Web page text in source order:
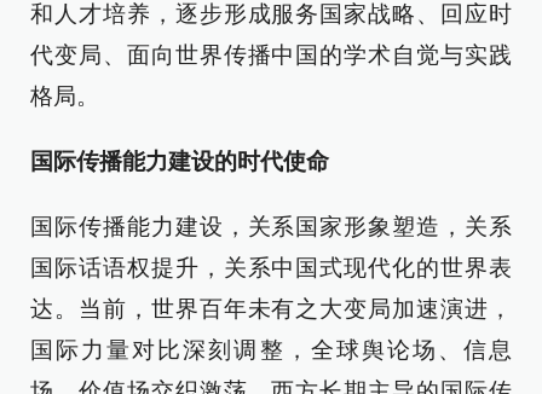
和人才培养，逐步形成服务国家战略、回应时
代变局、面向世界传播中国的学术自觉与实践
格局。
国际传播能力建设的时代使命
国际传播能力建设，关系国家形象塑造，关系
国际话语权提升，关系中国式现代化的世界表
达。当前，世界百年未有之大变局加速演进，
国际力量对比深刻调整，全球舆论场、信息